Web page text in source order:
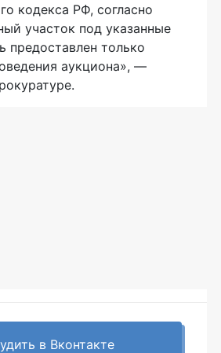
кодекса РФ, согласно
участок под указанные
предоставлен только
аукциона», —
в Вконтакте